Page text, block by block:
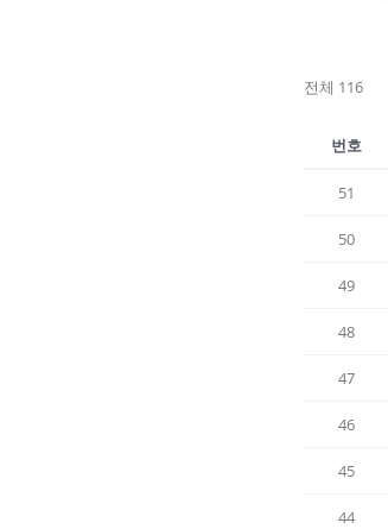
전체 116
번호
51
50
49
48
47
46
45
44